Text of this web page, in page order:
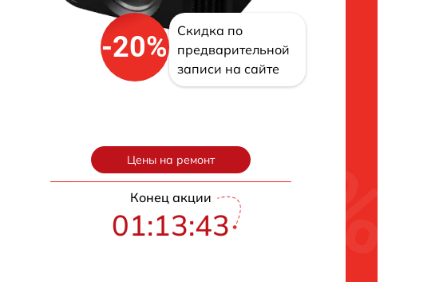
-20%
Скидка по
предварительной
записи на сайте
Цены на ремонт
Конец акции
01:13:42